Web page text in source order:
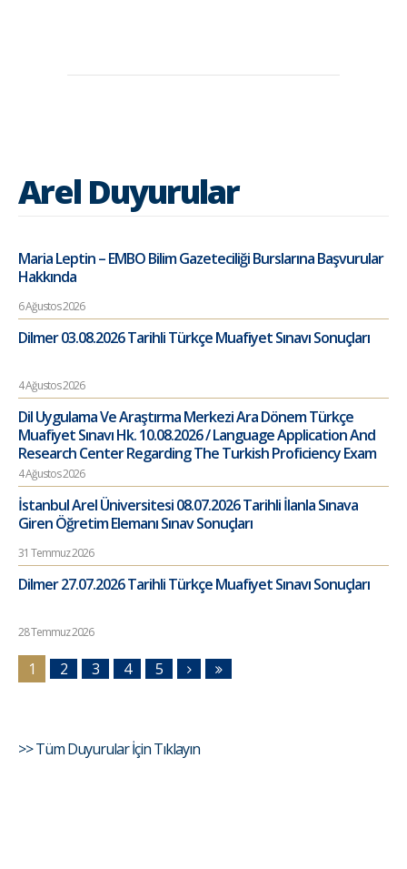
Arel Duyurular
Maria Leptin – EMBO Bilim Gazeteciliği Burslarına Başvurular
Hakkında
6 Ağustos 2026
Dilmer 03.08.2026 Tarihli Türkçe Muafiyet Sınavı Sonuçları
4 Ağustos 2026
Dil Uygulama Ve Araştırma Merkezi Ara Dönem Türkçe
Muafiyet Sınavı Hk. 10.08.2026 / Language Application And
Research Center Regarding The Turkish Proficiency Exam
4 Ağustos 2026
İstanbul Arel Üniversitesi 08.07.2026 Tarihli İlanla Sınava
Giren Öğretim Elemanı Sınav Sonuçları
31 Temmuz 2026
Dilmer 27.07.2026 Tarihli Türkçe Muafiyet Sınavı Sonuçları
28 Temmuz 2026
1 2 3 4 5
>> Tüm Duyurular İçin Tıklayın